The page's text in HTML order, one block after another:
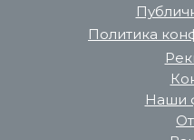
Политика
Наши